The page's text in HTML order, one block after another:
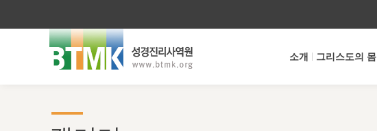
소개 그리스도의 몸